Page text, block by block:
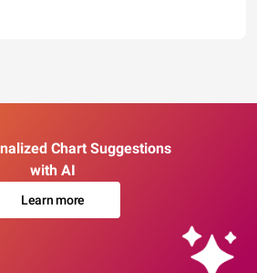
Chart Suggestions
with AI
Learn more